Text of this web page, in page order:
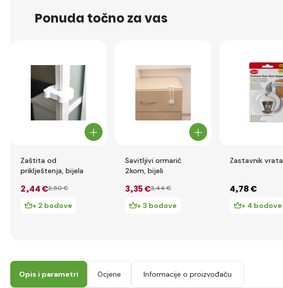
Ponuda točno za vas
Zaštita od
priklještenja, bijela
2,44 €2,50 €
+ 2 bodove
Savitljivi ormarić
2kom, bijeli
3,35 €3,44 €
+ 3 bodove
Zastavnik vrata
4,78 €
+ 4 bodove
Opis i parametri Ocjene Informacije o proizvođaču